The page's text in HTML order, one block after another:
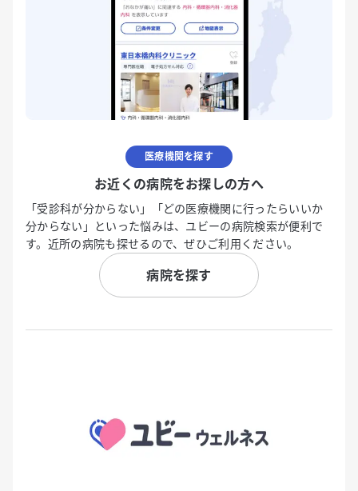
医療機関を探す
お近くの病院をお探しの方へ
「受診科が分からない」「どの医療機関に行ったらいいか
分からない」といった悩みは、ユビーの病院検索が便利で
す。近所の病院も探せるので、ぜひご利用ください。
病院を探す